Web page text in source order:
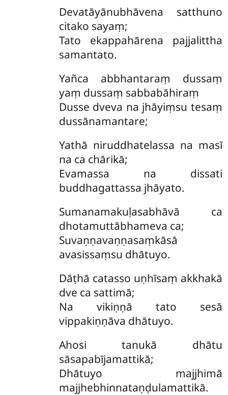
Devatāyānubhāvena satthuno
citako sayaṃ;
Tato ekappahārena pajjalittha
samantato.
Yañca abbhantaraṃ dussaṃ
yaṃ dussaṃ sabbabāhiraṃ
Dusse dveva na jhāyiṃsu tesaṃ
dussānamantare;
Yathā niruddhatelassa na masī
na ca chārikā;
Evamassa na dissati
buddhagattassa jhāyato.
Sumanamakuḷasabhāvā ca
dhotamuttābhameva ca;
Suvaṇṇavaṇṇasaṃkāsā
avasissaṃsu dhātuyo.
Dāṭhā catasso uṇhīsaṃ akkhakā
dve ca sattimā;
Na vikiṇṇā tato sesā
vippakiṇṇāva dhātuyo.
Ahosi tanukā dhātu
sāsapabījamattikā;
Dhātuyo majjhimā
majjhebhinnataṇḍulamattikā.